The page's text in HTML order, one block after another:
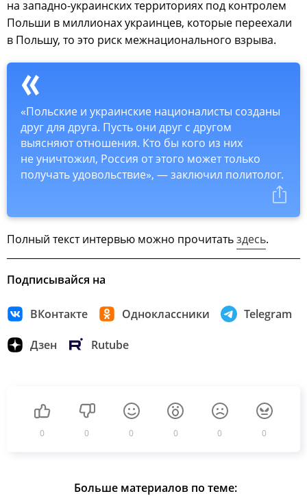
на западно-украинских территориях под контролем
Польши в миллионах украинцев, которые переехали
в Польшу, то это риск межнационального взрыва.
«Польские и украинские националисты созданы
друг для друга. Пусть они друг с другом
выясняют отношения. Кто бы кого из них
не уничтожил, Россия от этого может только
получать удовольствие», — заключил политолог.
Полный текст интервью можно прочитатьздесь.
Подписывайся на
ВКонтакте Одноклассники Telegram
Дзен Rutube
0 0 0 0 0 0
Больше материалов по теме: